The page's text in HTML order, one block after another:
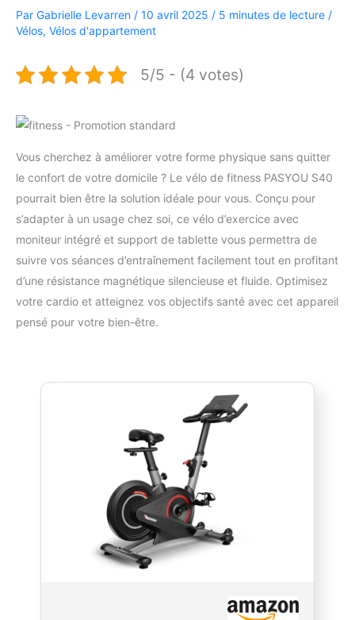
Par Gabrielle Levarren / 10 avril 2025 / 5 minutes de lecture /
Vélos, Vélos d'appartement
5/5 - (4 votes)
Vous cherchez à améliorer votre forme physique sans quitter
le confort de votre domicile ? Le vélo de fitness PASYOU S40
pourrait bien être la solution idéale pour vous. Conçu pour
s’adapter à un usage chez soi, ce vélo d’exercice avec
moniteur intégré et support de tablette vous permettra de
suivre vos séances d’entraînement facilement tout en profitant
d’une résistance magnétique silencieuse et fluide. Optimisez
votre cardio et atteignez vos objectifs santé avec cet appareil
pensé pour votre bien-être.